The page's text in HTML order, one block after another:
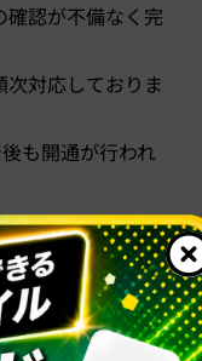
認が不備なく完
対応しておりま
も開通が行われ
っておりますた
営業時間外であっ